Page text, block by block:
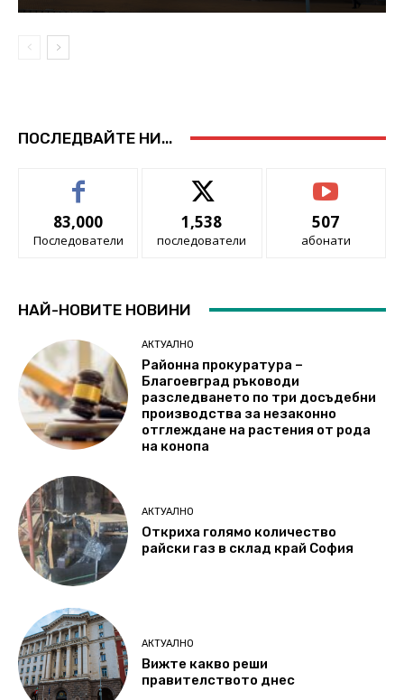
ПОСЛЕДВАЙТЕ НИ...
83,000
Последователи
1,538
последователи
507
абонати
НАЙ-НОВИТЕ НОВИНИ
АКТУАЛНО
Районна прокуратура –
Благоевград ръководи
разследването по три досъдебни
производства за незаконно
отглеждане на растения от рода
на конопа
АКТУАЛНО
Откриха голямо количество
райски газ в склад край София
АКТУАЛНО
Вижте какво реши
правителството днес